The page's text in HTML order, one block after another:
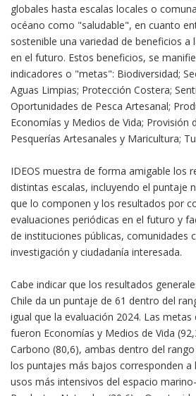
globales hasta escalas locales o
océano como "saludable", en cuanto
sostenible una variedad de beneficios a
en el futuro. Estos beneficios, se
indicadores o "metas": Biodiversidad;
Aguas Limpias; Protección Costera;
Oportunidades de Pesca Artesanal;
Economías y Medios de Vida; Provisión
Pesquerías Artesanales y Maricultura;
IDEOS muestra de forma amigable los
distintas escalas, incluyendo el puntaje
que lo componen y los resultados por
evaluaciones periódicas en el futuro y
de instituciones públicas, comunidades
investigación y ciudadanía interesada.
Cabe indicar que los resultados
Chile da un puntaje de 61 dentro del
igual que la evaluación 2024. Las
fueron Economías y Medios de Vida
Carbono (80,6), ambas dentro del
los puntajes más bajos corresponden a
usos más intensivos del espacio